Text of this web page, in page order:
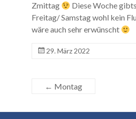
Zmittag
Diese Woche
Freitag/ Samstag wohl kein
wäre auch sehr erwünscht
29. März 2022
← Montag